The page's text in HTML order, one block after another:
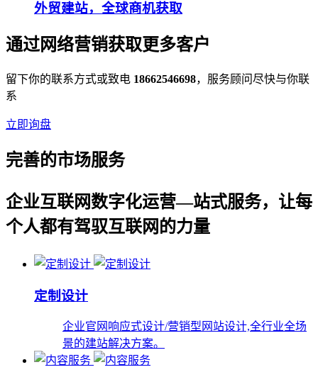
外贸建站，全球商机获取
通过网络营销获取更多客户
留下你的联系方式或致电 18662546698，服务顾问尽快与你联
系
立即询盘
完善的市场服务
企业互联网数字化运营—站式服务，让每
个人都有驾驭互联网的力量
定制设计
企业官网响应式设计/营销型网站设计,全行业全场
景的建站解决方案。